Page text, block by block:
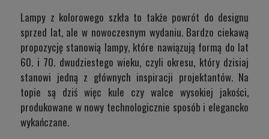
Lampy z kolorowego szkła to także powrót do designu
sprzed lat, ale w nowoczesnym wydaniu. Bardzo ciekawą
propozycję stanowią lampy, które nawiązują formą do lat
60. i 70. dwudziestego wieku, czyli okresu, który dzisiaj
stanowi jedną z głównych inspiracji projektantów. Na
topie są dziś więc kule czy walce wysokiej jakości,
produkowane w nowy technologicznie sposób i elegancko
wykańczane.